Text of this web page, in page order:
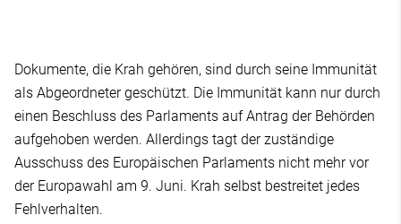
Dokumente, die Krah gehören, sind durch seine Immunität
als Abgeordneter geschützt. Die Immunität kann nur durch
einen Beschluss des Parlaments auf Antrag der Behörden
aufgehoben werden. Allerdings tagt der zuständige
Ausschuss des Europäischen Parlaments nicht mehr vor
der Europawahl am 9. Juni. Krah selbst bestreitet jedes
Fehlverhalten.